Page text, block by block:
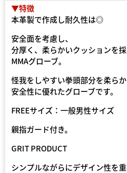
▼特徴
本革製で作成し耐久性は◎
安全面を考慮し、
分厚く、柔らかいクッションを
MMAグローブ。
怪我をしやすい拳頭部分を柔ら
安全性に優れたグローブです。
FREEサイズ：一般男性サイズ
親指ガード付き。
GRIT PRODUCT
シンプルながらにデザイン性を重